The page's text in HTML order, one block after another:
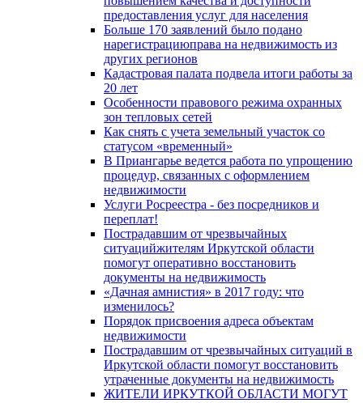
предоставления услуг для населения
Больше 170 заявлений было подано
нарегистрациюправа на недвижимость из
других регионов
Кадастровая палата подвела итоги работы за
20 лет
Особенности правового режима охранных
зон тепловых сетей
Как снять с учета земельный участок со
статусом «временный»
В Приангарье ведется работа по упрощению
процедур, связанных с оформлением
недвижимости
Услуги Росреестра - без посредников и
переплат!
Пострадавшим от чрезвычайных
ситуацийжителям Иркутской области
помогут оперативно восстановить
документы на недвижимость
«Дачная амнистия» в 2017 году: что
изменилось?
Порядок присвоения адреса объектам
недвижимости
Пострадавшим от чрезвычайных ситуаций в
Иркутской области помогут восстановить
утраченные документы на недвижимость
ЖИТЕЛИ ИРКУТКОЙ ОБЛАСТИ МОГУТ